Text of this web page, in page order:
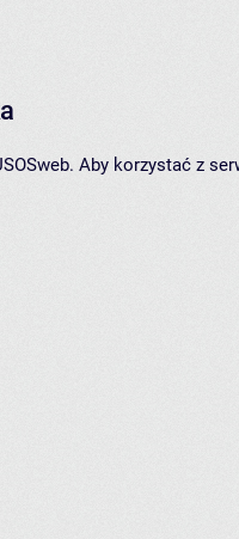
Aby korzystać z